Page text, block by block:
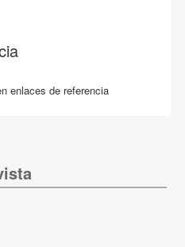
enlaces de referencia